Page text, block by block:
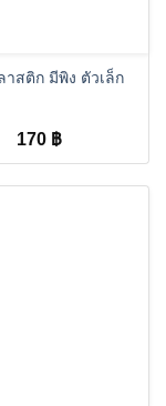
าสติก มีพิง ตัวเล็ก
170 ฿